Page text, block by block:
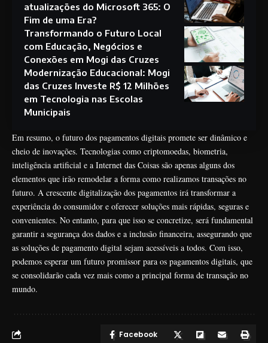
atualizações do Microsoft 365: O
Fim de uma Era?
Transformando o Futuro Local
com Educação, Negócios e
Conexões em Mogi das Cruzes
Modernização Educacional: Mogi
das Cruzes Investe R$ 12 Milhões
em Tecnologia nas Escolas
Municipais
Em resumo, o futuro dos pagamentos digitais promete ser dinâmico e
cheio de inovações. Tecnologias como criptomoedas, biometria,
inteligência artificial e a Internet das Coisas são apenas alguns dos
elementos que irão remodelar a forma como realizamos transações no
futuro. A crescente digitalização dos pagamentos irá transformar a
experiência do consumidor e oferecer soluções mais rápidas, seguras e
convenientes. No entanto, para que isso se concretize, será fundamental
garantir a segurança dos dados e a inclusão financeira, assegurando que
as soluções de pagamento digital sejam acessíveis a todos. Com isso,
podemos esperar um futuro promissor para os pagamentos digitais, que
se consolidarão cada vez mais como a principal forma de transação no
mundo.
Facebook